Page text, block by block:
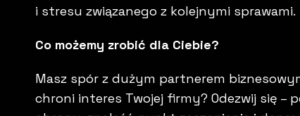
i stresu związanego z kolejnymi sprawami.
Co możemy zrobić dla Ciebie?
Masz spór z dużym partnerem
chroni interes Twojej firmy? Odezwij się –